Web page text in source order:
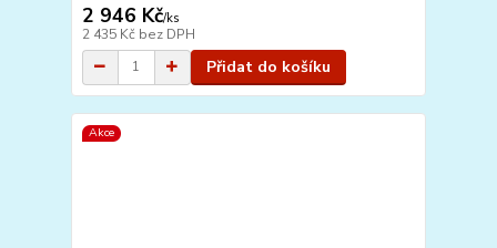
2 946 Kč/ks
2 435 Kč bez DPH
Přidat do košíku
Akce